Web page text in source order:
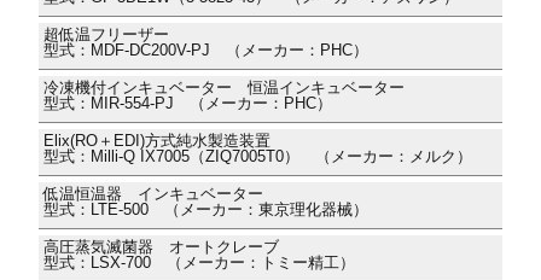
超低温フリーザー
型式：MDF-DC200V-PJ （メーカー：PHC）
冷凍機付インキュベーター 恒温インキュベーター
型式：MIR-554-PJ （メーカー：PHC）
Elix(RO＋EDI)方式純水製造装置
型式：Milli-Q IX7005（ZIQ7005T0） （メーカー：メルク）
低温恒温器 インキュベーター
型式：LTE-500 （メーカー：東京理化器械）
高圧蒸気滅菌器 オートクレーブ
型式：LSX-700 （メーカー：トミー精工）